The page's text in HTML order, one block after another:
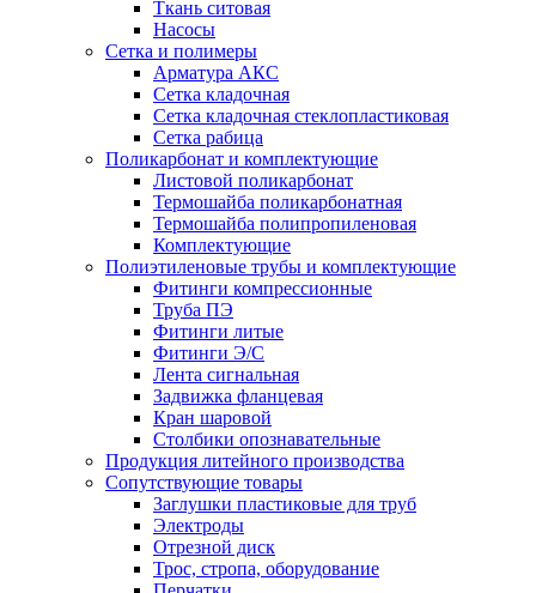
Ткань ситовая
Насосы
Сетка и полимеры
Арматура АКС
Сетка кладочная
Сетка кладочная стеклопластиковая
Сетка рабица
Поликарбонат и комплектующие
Листовой поликарбонат
Термошайба поликарбонатная
Термошайба полипропиленовая
Комплектующие
Полиэтиленовые трубы и комплектующие
Фитинги компрессионные
Труба ПЭ
Фитинги литые
Фитинги Э/С
Лента сигнальная
Задвижка фланцевая
Кран шаровой
Столбики опознавательные
Продукция литейного производства
Сопутствующие товары
Заглушки пластиковые для труб
Электроды
Отрезной диск
Трос, стропа, оборудование